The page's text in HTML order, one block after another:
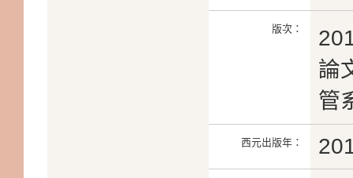
版次：
論
管
西元出版年：